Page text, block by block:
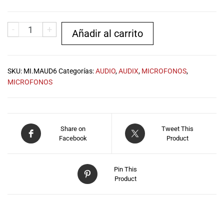
física en Quito,
o haz tu
de nuestra
tu hogar.
¡Descubre el
Import Music
Ecuador!
- + Añadir al carrito
SKU: MI.MAUD6Categorías:AUDIO,AUDIX, MICROFONOS,
MICROFONOS
Share on
Facebook
Tweet This
Product
Pin This
Product